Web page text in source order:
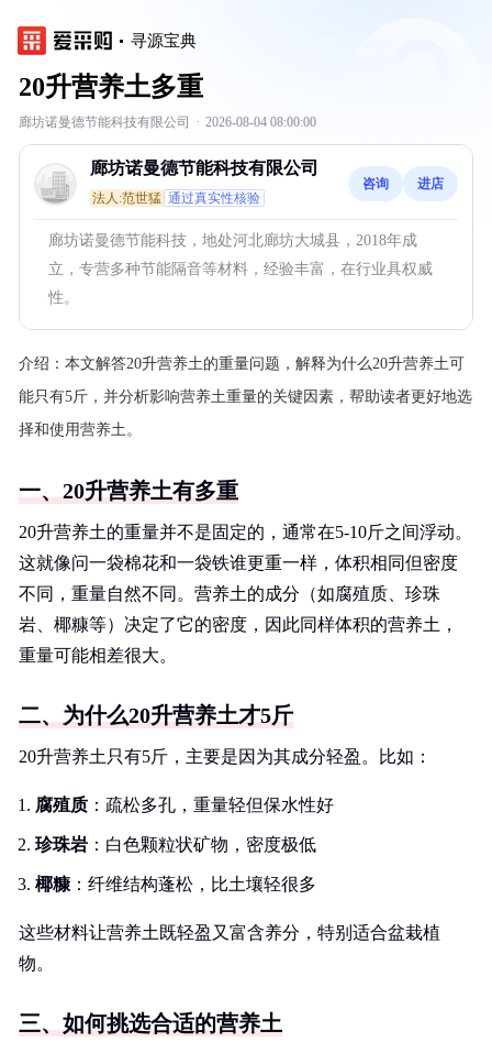
寻源宝典
20升营养土多重
廊坊诺曼德节能科技有限公司 · 2026-08-04 08:00:00
廊坊诺曼德节能科技有限公司
法人:范世猛 通过真实性核验
咨询 进店
廊坊诺曼德节能科技，地处河北廊坊大城县，2018年成
立，专营多种节能隔音等材料，经验丰富，在行业具权威
性。
介绍： 本文解答20升营养土的重量问题，解释为什么20升营养土可
能只有5斤，并分析影响营养土重量的关键因素，帮助读者更好地选
择和使用营养土。
一、20升营养土有多重
20升营养土的重量并不是固定的，通常在5-10斤之间浮动。
这就像问一袋棉花和一袋铁谁更重一样，体积相同但密度
不同，重量自然不同。营养土的成分（如腐殖质、珍珠
岩、椰糠等）决定了它的密度，因此同样体积的营养土，
重量可能相差很大。
二、为什么20升营养土才5斤
20升营养土只有5斤，主要是因为其成分轻盈。比如：
腐殖质 ：疏松多孔，重量轻但保水性好
珍珠岩 ：白色颗粒状矿物，密度极低
椰糠 ：纤维结构蓬松，比土壤轻很多
这些材料让营养土既轻盈又富含养分，特别适合盆栽植
物。
三、如何挑选合适的营养土